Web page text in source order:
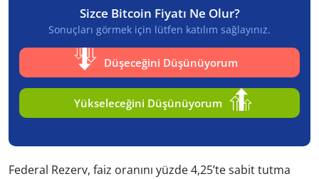
Sizce Bitcoin Fiyatı Ne Olur?
Sonuçları görmek için lütfen katılım sağlayınız.
Düşeceğini Düşünüyorum
Yükseleceğini Düşünüyorum
Federal Rezerv, faiz oranını yüzde 4,25’te sabit tutma